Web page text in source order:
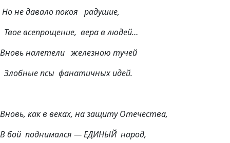
Но не давало покоя радушие,
Твое всепрощение, вера в людей…
Вновь налетели железною тучей
Злобные псы фанатичных идей.
Вновь, как в веках, на защиту Отечества,
В бой поднимался — ЕДИНЫЙ народ,